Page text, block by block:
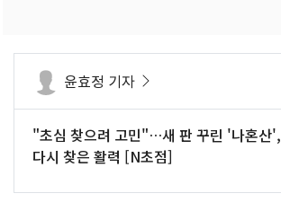
윤효정 기자
"초심 찾으려 고민"…새 판 꾸린 '나혼산',
다시 찾은 활력 [N초점]